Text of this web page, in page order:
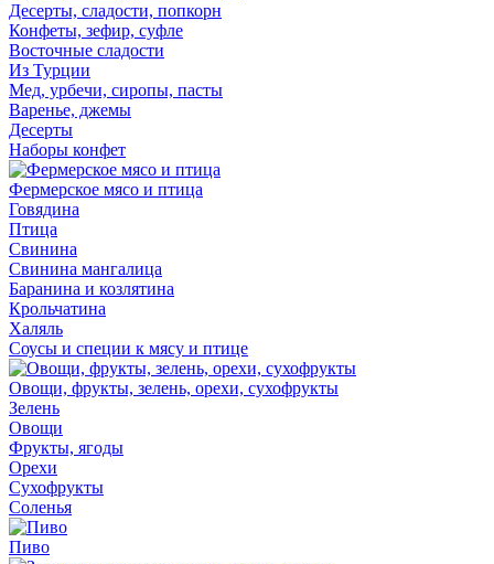
Десерты, сладости, попкорн
Конфеты, зефир, суфле
Восточные сладости
Из Турции
Мед, урбечи, сиропы, пасты
Варенье, джемы
Десерты
Наборы конфет
Фермерское мясо и птица
Говядина
Птица
Свинина
Свинина мангалица
Баранина и козлятина
Крольчатина
Халяль
Соусы и специи к мясу и птице
Овощи, фрукты, зелень, орехи, сухофрукты
Зелень
Овощи
Фрукты, ягоды
Орехи
Сухофрукты
Соленья
Пиво